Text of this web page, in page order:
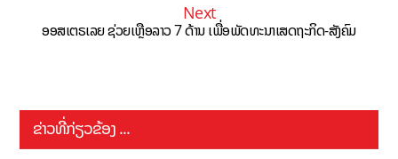
Next
ອອສເຕຣເລຍ ຊ່ວຍເຫຼືອລາວ 7 ດ້ານ ເພື່ອພັດທະນາເສດຖະກິດ-ສັງຄົມ
ຂ່າວທີ່ກ່ຽວຂ້ອງ ...